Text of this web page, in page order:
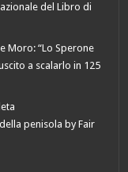
del Libro di
Moro: “Lo Sperone
a scalarlo in 125
penisola by Fair